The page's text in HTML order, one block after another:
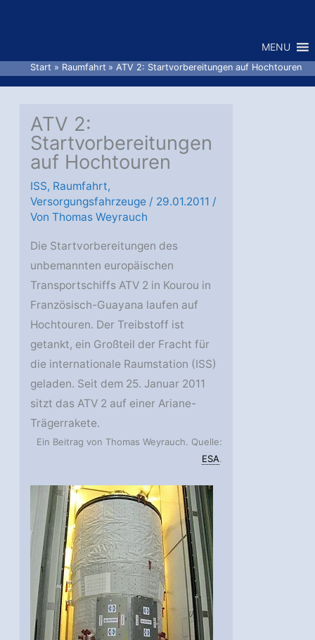
MENU
Start Raumfahrt ATV 2: Startvorbereitungen auf Hochtouren
ATV 2:
Startvorbereitungen
auf Hochtouren
ISS, Raumfahrt,
Versorgungsfahrzeuge / 29.01.2011 /
VonThomas Weyrauch
Die Startvorbereitungen des
unbemannten europäischen
Transportschiffs ATV 2 in Kourou in
Französisch-Guayana laufen auf
Hochtouren. Der Treibstoff ist
getankt, ein Großteil der Fracht für
die internationale Raumstation (ISS)
geladen. Seit dem 25. Januar 2011
sitzt das ATV 2 auf einer Ariane-
Trägerrakete.
Ein Beitrag von Thomas Weyrauch. Quelle:
ESA.